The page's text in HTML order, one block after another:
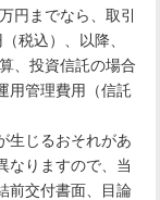
円までなら、取引
税込）、以降、
、投資信託の場合
用管理費用（信託
生じるおそれがあ
なりますので、当
前交付書面、目論